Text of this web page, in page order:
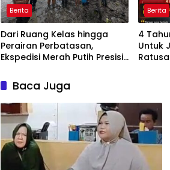
Berita
Dari Ruang Kelas hingga
Perairan Perbatasan,
Ekspedisi Merah Putih Presisi
Kebangsaan di Dumai
Berita
4
Untuk
Baca Juga